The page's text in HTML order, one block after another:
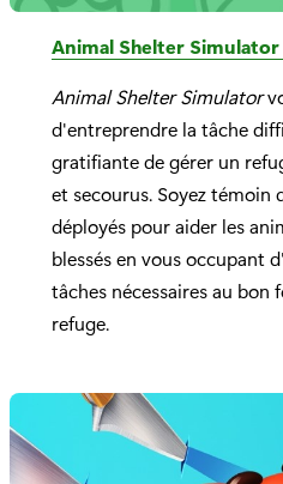
Animal Shelter
Animal Shelter Simulator
d'entreprendre la tâche
gratifiante de gérer un
et secourus. Soyez témoin
déployés pour aider les
blessés en vous occupant
tâches nécessaires au
refuge.